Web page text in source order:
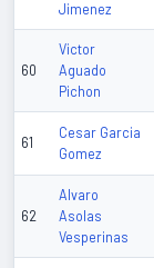
Jimenez
60
Victor
Aguado
Pichon
61
Cesar Garcia
Gomez
62
Alvaro
Asolas
Vesperinas